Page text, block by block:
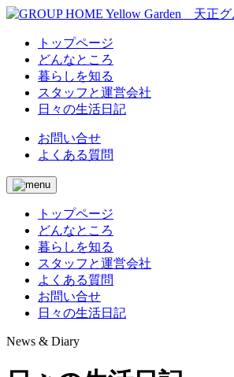
トップページ
どんなところ
暮らしを知る
スタッフと運営会社
日々の生活日記
お問い合せ
よくある質問
トップページ
どんなところ
暮らしを知る
スタッフと運営会社
よくある質問
お問い合せ
日々の生活日記
News & Diary